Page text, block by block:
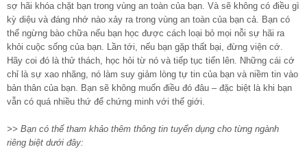
sợ hãi khóa chặt bạn trong vùng an toàn của bạn. Và sẽ không có điều gì
kỳ diệu và đáng nhớ nào xảy ra trong vùng an toàn của bạn cả. Bạn có
thể ngừng bào chữa nếu bạn học được cách loại bỏ mọi nỗi sự hãi ra
khỏi cuộc sống của bạn. Lần tới, nếu bạn gặp thất bại, đừng viện cớ.
Hãy coi đó là thử thách, học hỏi từ nó và tiếp tục tiến lên. Những cái cớ
chỉ là sự xao nhãng, nó làm suy giảm lòng tự tin của bạn và niềm tin vào
bản thân của bạn. Bạn sẽ không muốn điều đó đâu – đặc biệt là khi bạn
vẫn có quá nhiều thứ để chứng minh với thế giới.
>> Bạn có thể tham khảo thêm thông tin tuyển dụng cho từng ngành
riêng biệt dưới đây: